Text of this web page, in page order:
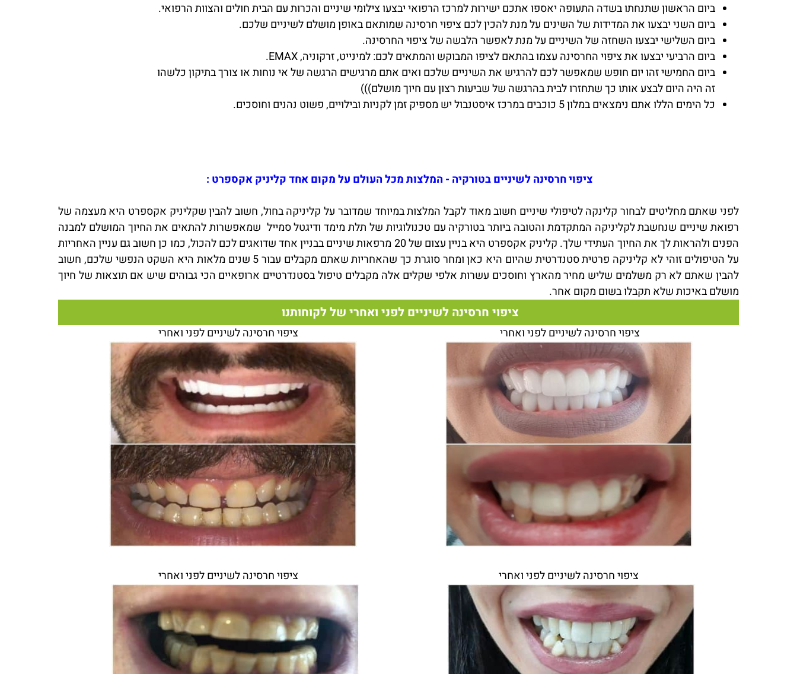
ביום הראשון שתנחתו בשדה התעופה יאספו אתכם ישירות למרכז הרפואי יבצעו צילומי שיניים והכרות עם הבית חולים והצוות הרפואי.
ביום השני יבצעו את המדידות של השינים על מנת להכין לכם ציפוי חרסינה שמותאם באופן מושלם לשיניים שלכם.
ביום השלישי יבצעו השחזה של השיניים על מנת לאפשר הלבשה של ציפוי החרסינה.
ביום הרביעי יבצעו את ציפוי החרסינה עצמו בהתאם לציפו המבוקש והמתאים לכם: למינייט, זרקוניה, EMAX.
ביום החמישי זהו יום חופש שמאפשר לכם להרגיש את השיניים שלכם ואים אתם מרגישים הרגשה של אי נוחות או צורך בתיקון כלשהו
זה היה היום לבצע אותו כך שתחזרו לבית בהרגשה של שביעות רצון עם חיוך מושלם)))
כל הימים הללו אתם נימצאים במלון 5 כוכבים במרכז איסטנבול יש מספיק זמן לקניות ובילויים, פשוט נהנים וחוסכים.
ציפוי חרסינה לשיניים בטורקיה - המלצות מכל העולם על מקום אחד קליניק אקספרט :
לפני שאתם מחליטים לבחור קלינקה לטיפולי שיניים חשוב מאוד לקבל המלצות במיוחד שמדובר על קליניקה בחול, חשוב להבין שקליניק אקספרט היא מעצמה של
רפואת שיניים שנחשבת לקליניקה המתקדמת והטובה ביותר בטורקיה עם טכנולוגיות של תלת מימד ודיגטל סמייל שמאפשרות להתאים את החיוך המושלם למבנה
הפנים ולהראות לך את החיוך העתידי שלך. קליניק אקספרט היא בניין עצום של 20 מרפאות שיניים בבניין אחד שדואגים לכם להכול, כמו כן חשוב גם עניין האחריות
על הטיפולים זוהי לא קליניקה פרטית סטנדרטית שהיום היא כאן ומחר סוגרת כך שהאחריות שאתם מקבלים עבור 5 שנים מלאות היא השקט הנפשי שלכם, חשוב
להבין שאתם לא רק משלמים שליש מחיר מהארץ וחוסכים עשרות אלפי שקלים אלה מקבלים טיפול בסטנדרטיים ארופאיים הכי גבוהים שיש אם תוצאות של חיוך
מושלם באיכות שלא תקבלו בשום מקום אחר.
ציפוי חרסינה לשיניים לפני ואחרי של לקוחותנו
ציפוי חרסינה לשיניים לפני ואחרי ציפוי חרסינה לשיניים לפני ואחרי
ציפוי חרסינה לשיניים לפני ואחרי ציפוי חרסינה לשיניים לפני ואחרי